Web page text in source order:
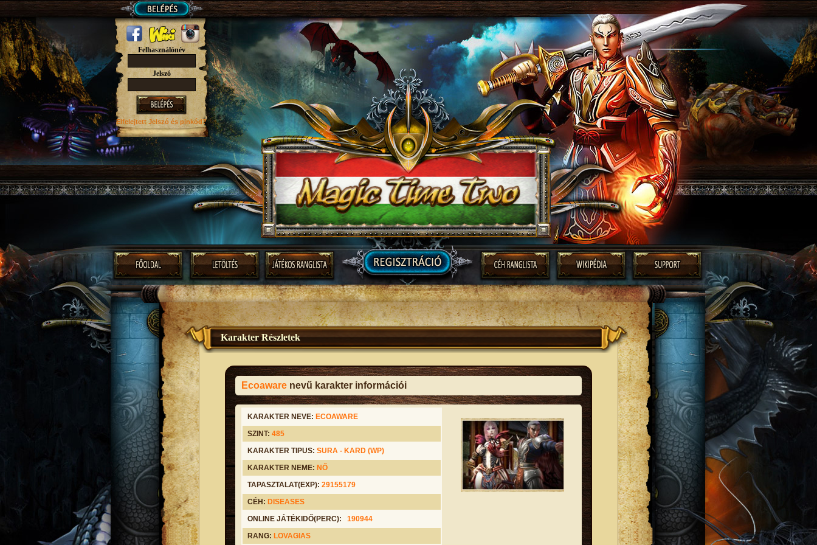
Felhasználónév
Jelszó
Elfelejtett Jelszó és pinkód?
Karakter Részletek
Ecoaware nevű karakter információi
KARAKTER NEVE: ECOAWARE
SZINT: 485
KARAKTER TIPUS: SURA - KARD (WP)
KARAKTER NEME: NŐ
TAPASZTALAT(EXP): 29155179
CÉH: DISEASES
ONLINE JÁTÉKIDŐ(PERC): 190944
RANG: LOVAGIAS